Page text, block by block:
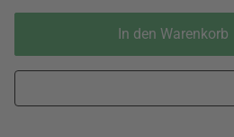
In den Warenkorb